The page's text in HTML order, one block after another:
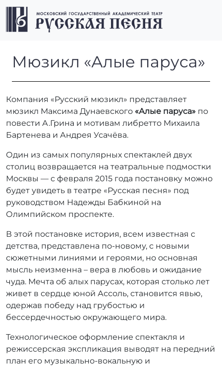
Перейти к содержимому
Перейти к футеру
Мюзикл «Алые паруса»
Мюзикл «Алые паруса»
Компания «Русский мюзикл» представляет
мюзикл Максима Дунаевского «Алые паруса» по
повести А.Грина и мотивам либретто Михаила
Бартенева и Андрея Усачёва.
Один из самых популярных спектаклей двух
столиц возвращается на театральные подмостки
Москвы — с февраля 2015 года постановку можно
будет увидеть в театре «Русская песня» под
руководством Надежды Бабкиной на
Олимпийском проспекте.
В этой постановке история, всем известная c
детства, представлена по-новому, с новыми
сюжетными линиями и героями, но основная
мысль неизменна – вера в любовь и ожидание
чуда. Мечта об алых парусах, которая столько лет
живет в сердце юной Ассоль, становится явью,
одержав победу над грубостью и
бессердечностью окружающего мира.
Технологическое оформление спектакля и
режиссерская экспликация выводят на передний
план его музыкально-вокальную и